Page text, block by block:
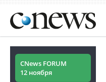
CNews FORUM
12 ноября